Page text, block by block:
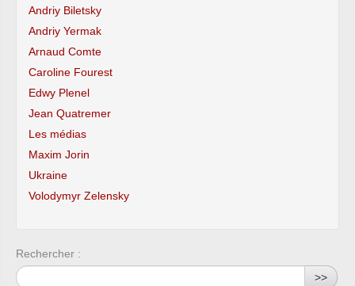
Andriy Biletsky
Andriy Yermak
Arnaud Comte
Caroline Fourest
Edwy Plenel
Jean Quatremer
Les médias
Maxim Jorin
Ukraine
Volodymyr Zelensky
Rechercher :
>>